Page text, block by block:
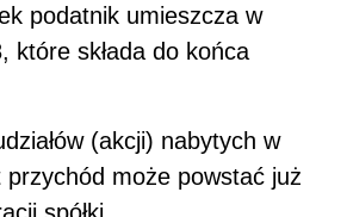
podatnik umieszcza w
które składa do końca
(akcji) nabytych w
może powstać już